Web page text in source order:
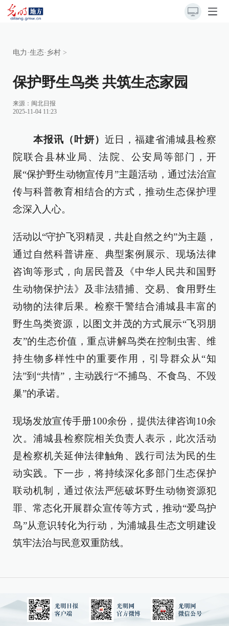
电力·生态·乡村 >
保护野生鸟类 共筑生态家园
来源： 闽北日报
2025-11-04 11:23
本报讯（叶妍） 近日，福建省浦城县检察
院联合县林业局、法院、公安局等部门，开
展“保护野生动物宣传月”主题活动，通过法治宣
传与科普教育相结合的方式，推动生态保护理
念深入人心。
活动以“守护飞羽精灵，共赴自然之约”为主题，
通过自然科普讲座、典型案例展示、现场法律
咨询等形式，向居民普及《中华人民共和国野
生动物保护法》及非法猎捕、交易、食用野生
动物的法律后果。检察干警结合浦城县丰富的
野生鸟类资源，以图文并茂的方式展示“飞羽朋
友”的生态价值，重点讲解鸟类在控制虫害、维
持生物多样性中的重要作用，引导群众从“知
法”到“共情”，主动践行“不捕鸟、不食鸟、不毁
巢”的承诺。
现场发放宣传手册100余份，提供法律咨询10余
次。浦城县检察院相关负责人表示，此次活动
是检察机关延伸法律触角、践行司法为民的生
动实践。下一步，将持续深化多部门生态保护
联动机制，通过依法严惩破坏野生动物资源犯
罪、常态化开展群众宣传等方式，推动“爱鸟护
鸟”从意识转化为行动，为浦城县生态文明建设
筑牢法治与民意双重防线。